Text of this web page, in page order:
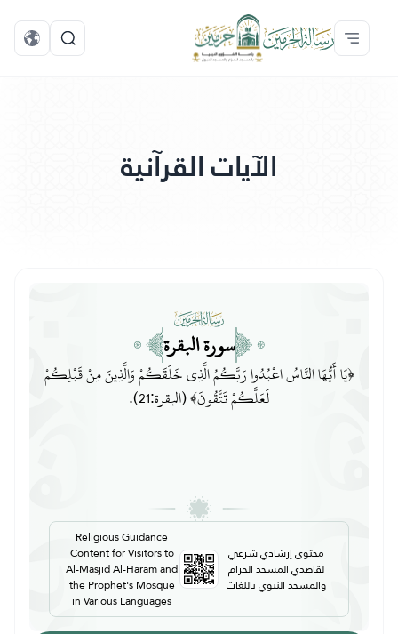
الآيات القرآنية
سورة البقرة
﴿يَا أَيُّهَا النَّاسُ اعْبُدُوا رَبَّكُمُ الَّذِي خَلَقَكُمْ وَالَّذِينَ مِنْ قَبْلِكُمْ
لَعَلَّكُمْ تَتَّقُونَ﴾ (البقرة:21).
محتوى إرشادي شرعي
لقاصدي المسجد الحرام
والمسجد النبوي باللغات
Religious Guidance
Content for Visitors to
Al-Masjid Al-Haram and
the Prophet's Mosque
in Various Languages